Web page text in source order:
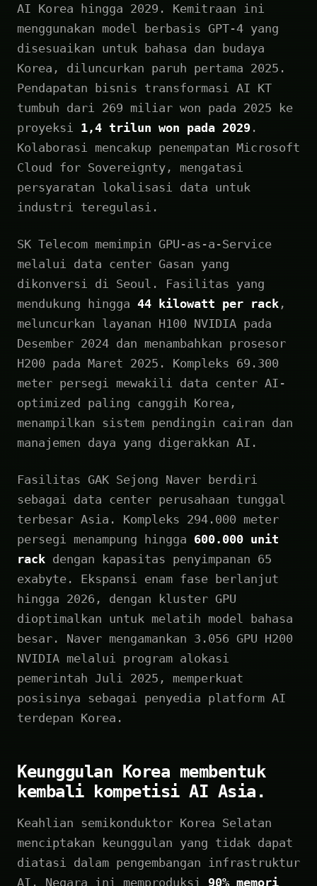
AI Korea hingga 2029. Kemitraan ini
menggunakan model berbasis GPT-4 yang
disesuaikan untuk bahasa dan budaya
Korea, diluncurkan paruh pertama 2025.
Pendapatan bisnis transformasi AI KT
tumbuh dari 269 miliar won pada 2025 ke
proyeksi 1,4 trilun won pada 2029 .
Kolaborasi mencakup penempatan Microsoft
Cloud for Sovereignty, mengatasi
persyaratan lokalisasi data untuk
industri teregulasi.
SK Telecom memimpin GPU-as-a-Service
melalui data center Gasan yang
dikonversi di Seoul. Fasilitas yang
mendukung hingga 44 kilowatt per rack ,
meluncurkan layanan H100 NVIDIA pada
Desember 2024 dan menambahkan prosesor
H200 pada Maret 2025. Kompleks 69.300
meter persegi mewakili data center AI-
optimized paling canggih Korea,
menampilkan sistem pendingin cairan dan
manajemen daya yang digerakkan AI.
Fasilitas GAK Sejong Naver berdiri
sebagai data center perusahaan tunggal
terbesar Asia. Kompleks 294.000 meter
persegi menampung hingga 600.000 unit
rack dengan kapasitas penyimpanan 65
exabyte. Ekspansi enam fase berlanjut
hingga 2026, dengan kluster GPU
dioptimalkan untuk melatih model bahasa
besar. Naver mengamankan 3.056 GPU H200
NVIDIA melalui program alokasi
pemerintah Juli 2025, memperkuat
posisinya sebagai penyedia platform AI
terdepan Korea.
Keunggulan Korea membentuk
kembali kompetisi AI Asia.
Keahlian semikonduktor Korea Selatan
menciptakan keunggulan yang tidak dapat
diatasi dalam pengembangan infrastruktur
AI. Negara ini memproduksi 90% memori